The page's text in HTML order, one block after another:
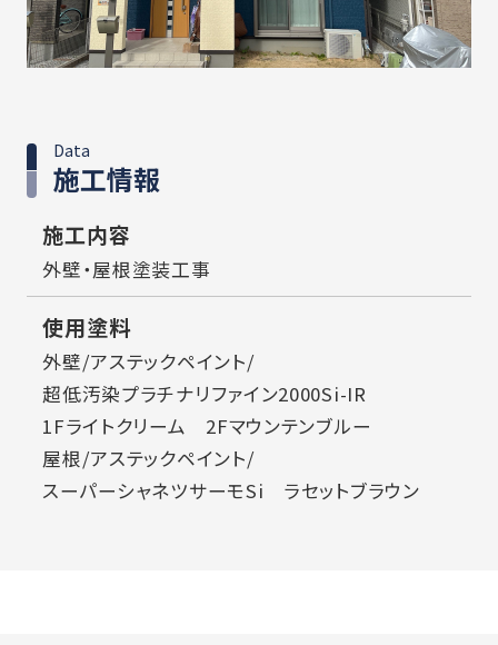
施工情報
Data
施工内容
外壁・屋根塗装工事
使用塗料
外壁/アステックペイント/
超低汚染プラチナリファイン2000Si-IR
1Fライトクリーム 2Fマウンテンブルー
屋根/アステックペイント/
スーパーシャネツサーモSi ラセットブラウン